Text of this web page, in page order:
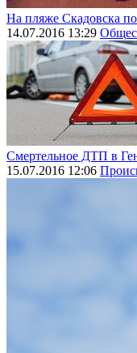
На пляже Скадовска
14.07.2016 13:29
Смертельное ДТП в
15.07.2016 12:06